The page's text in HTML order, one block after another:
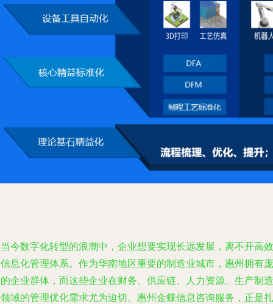
今数字化转型的浪潮中，企业想要实现长远发展，离不开高效
息化管理体系。作为华南地区重要的制造业城市，惠州拥有庞
企业群体，而这些企业在财务、供应链、人力资源、生产制造
域的管理优化需求尤为迫切。惠州金蝶信息咨询服务，正是扎